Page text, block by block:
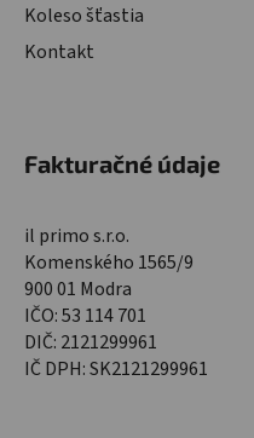
Koleso šťastia
Kontakt
Fakturačné údaje
il primo s.r.o.
Komenského 1565/9
900 01 Modra
IČO: 53 114 701
DIČ: 2121299961
IČ DPH: SK2121299961